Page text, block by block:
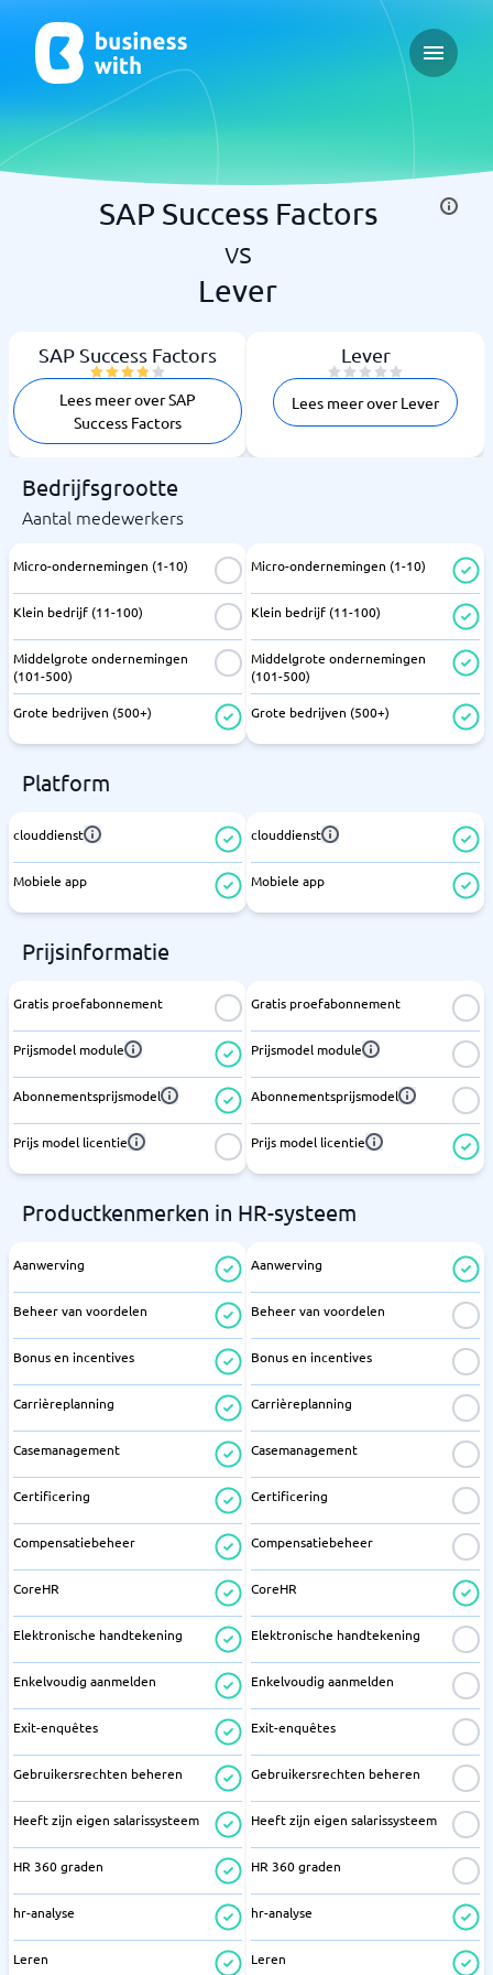
Open
SAP Success Factors
vs
Lever
SAP Success Factors
Lees meer over SAP
Success Factors
Lever
Lees meer over Lever
Bedrijfsgrootte
Aantal medewerkers
Micro-ondernemingen (1-10)
Klein bedrijf (11-100)
Middelgrote ondernemingen
(101-500)
Grote bedrijven (500+)
Micro-ondernemingen (1-10)
Klein bedrijf (11-100)
Middelgrote ondernemingen
(101-500)
Grote bedrijven (500+)
Platform
clouddienst
Mobiele app
clouddienst
Mobiele app
Prijsinformatie
Gratis proefabonnement
Prijsmodel module
Abonnementsprijsmodel
Prijs model licentie
Gratis proefabonnement
Prijsmodel module
Abonnementsprijsmodel
Prijs model licentie
Productkenmerken in HR-systeem
Aanwerving
Beheer van voordelen
Bonus en incentives
Carrièreplanning
Casemanagement
Certificering
Compensatiebeheer
CoreHR
Elektronische handtekening
Enkelvoudig aanmelden
Exit-enquêtes
Gebruikersrechten beheren
Heeft zijn eigen salarissysteem
HR 360 graden
hr-analyse
Leren
Aanwerving
Beheer van voordelen
Bonus en incentives
Carrièreplanning
Casemanagement
Certificering
Compensatiebeheer
CoreHR
Elektronische handtekening
Enkelvoudig aanmelden
Exit-enquêtes
Gebruikersrechten beheren
Heeft zijn eigen salarissysteem
HR 360 graden
hr-analyse
Leren